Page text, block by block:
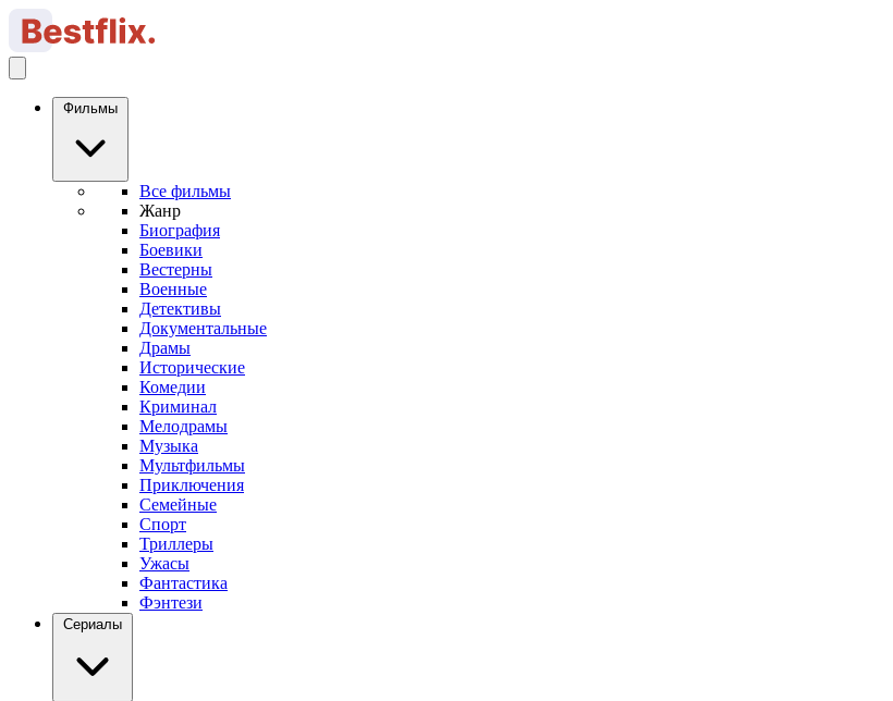
Фильмы
Все фильмы
Жанр
Биография
Боевики
Вестерны
Военные
Детективы
Документальные
Драмы
Исторические
Комедии
Криминал
Мелодрамы
Музыка
Мультфильмы
Приключения
Семейные
Спорт
Триллеры
Ужасы
Фантастика
Фэнтези
Сериалы